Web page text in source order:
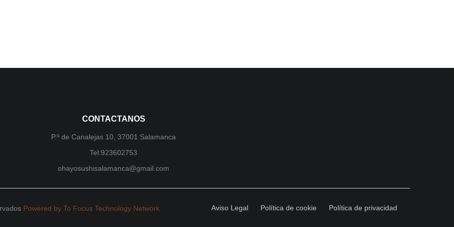
CONTACTANOS
P.º de Canalejas 10, 37001 Salamanca
Tel:923602753
ohayosushisalamanca@gmail.com
Powered by To Focus Technology Network Aviso Legal Política de cookie Política de privacidad